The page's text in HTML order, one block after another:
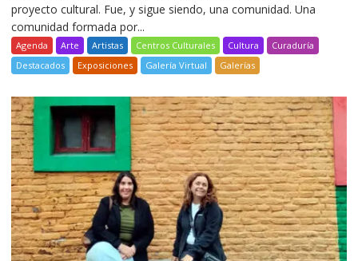
proyecto cultural. Fue, y sigue siendo, una comunidad. Una
comunidad formada por...
Agenda Arte Artistas Centros Culturales Cultura
Curaduría
Destacados
Exposiciones Galería Virtual Galerías